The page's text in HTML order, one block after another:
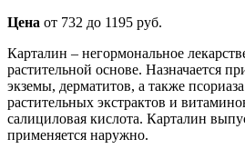
Цена от 732 до 1195 руб.
Карталин – негормональное
растительной основе. Назначается
экземы, дерматитов, а также
растительных экстрактов и
салициловая кислота. Карталин
применяется наружно.